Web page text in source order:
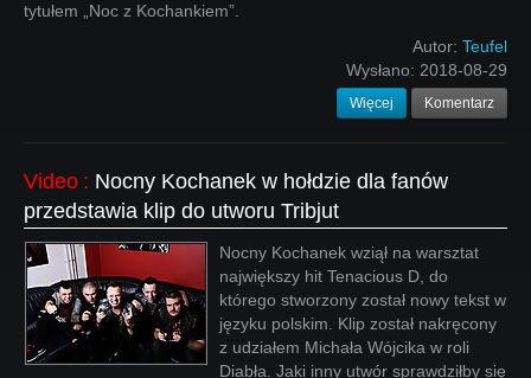
tytułem „Noc z Kochankiem”.
Autor: Teufel
Wysłano: 2018-08-29
Więcej Komentarz
Video : Nocny Kochanek w hołdzie dla fanów
przedstawia klip do utworu Tribjut
Nocny Kochanek wziął na warsztat
największy hit Tenacious D, do
którego stworzony został nowy tekst w
języku polskim. Klip został nakręcony
z udziałem Michała Wójcika w roli
Diabła. Jaki inny utwór sprawdziłby się